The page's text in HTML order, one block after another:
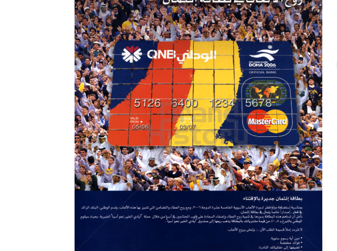
Marken
Konzerne
Epoche